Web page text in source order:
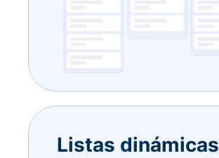
Listas dinámicas